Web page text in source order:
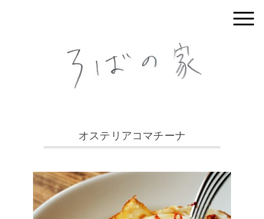
オステリアコマチーナ